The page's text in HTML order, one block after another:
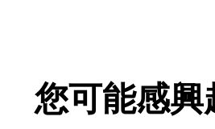
您可能感